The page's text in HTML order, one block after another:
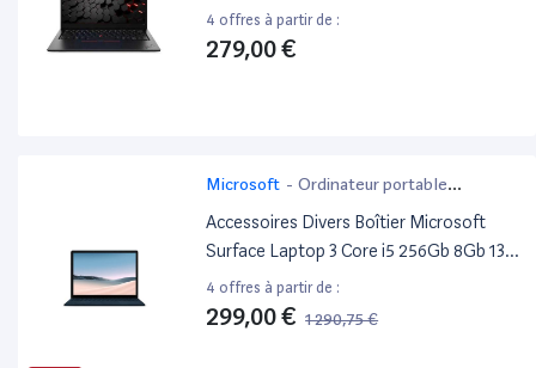
Pouces
4 offres à partir de :
279,00 €
Microsoft - Ordinateur portable
bureautique
Accessoires Divers Boîtier Microsoft
Surface Laptop 3 Core i5 256Gb 8Gb 13In
Nood W10P E
4 offres à partir de :
299,00 € 1 290,75 €